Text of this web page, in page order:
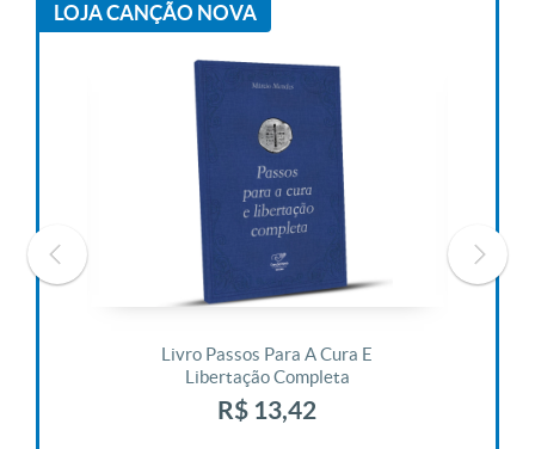
LOJA CANÇÃO NOVA
Livro Passos Para A Cura E
Libertação Completa
R$ 13,42